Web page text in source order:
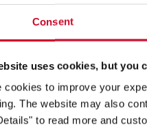
Consent
uses cookies, but you
cookies to improve your
The website may also
to read more and